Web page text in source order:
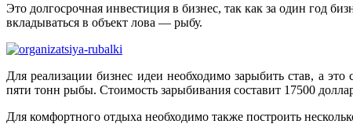
Это долгосрочная инвестиция в бизнес, так как за один год
вкладываться в объект лова — рыбу.
Для реализации бизнес идеи необходимо зарыбить став, а
пяти тонн рыбы. Стоимость зарыбивания составит 17500
Для комфортного отдыха необходимо также построить